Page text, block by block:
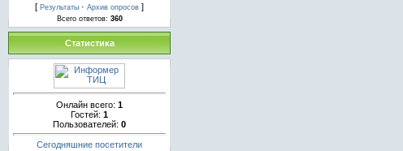
[ Результаты · Архив опросов ]
Всего ответов: 360
Статистика
Онлайн всего: 1
Гостей: 1
Пользователей: 0
Сегодняшние посетители